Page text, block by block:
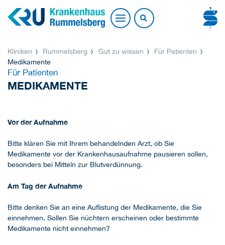
Kliniken Rummelsberg Gut zu wissen
Für Patienten
Medikamente
Für Patienten
MEDIKAMENTE
Vor der Aufnahme
Bitte klären Sie mit Ihrem behandelnden Arzt, ob Sie
Medikamente vor der Krankenhausaufnahme pausieren sollen,
besonders bei Mitteln zur Blutverdünnung.
Am Tag der Aufnahme
Bitte denken Sie an eine Auflistung der Medikamente, die Sie
einnehmen. Sollen Sie nüchtern erscheinen oder bestimmte
Medikamente nicht einnehmen?